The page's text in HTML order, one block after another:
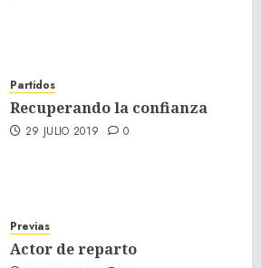
Partidos
Recuperando la confianza
29 JULIO 2019 0
Previas
Actor de reparto